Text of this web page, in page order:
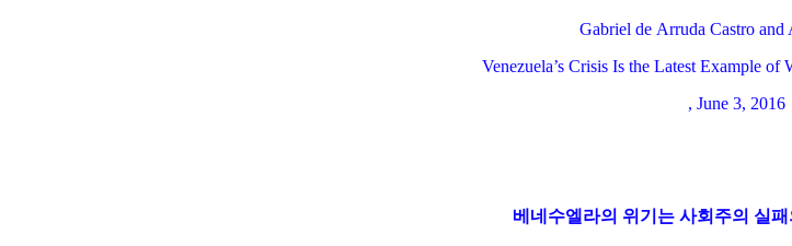
Gabriel de Arruda Castro and
Venezuela’s Crisis Is the Latest Example of
, June 3, 2016
베네수엘라의 위기는 사회주의 실